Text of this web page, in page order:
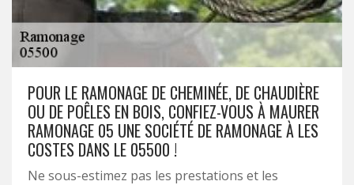
POUR LE RAMONAGE DE CHEMINÉE, DE CHAUDIÈRE
OU DE POÊLES EN BOIS, CONFIEZ-VOUS À MAURER
RAMONAGE 05 UNE SOCIÉTÉ DE RAMONAGE À LES
COSTES DANS LE 05500 !
Ne sous-estimez pas les prestations et les